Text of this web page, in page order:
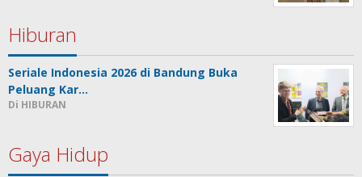
Hiburan
Seriale Indonesia 2026 di Bandung Buka
Peluang Kar…
Di HIBURAN
Gaya Hidup